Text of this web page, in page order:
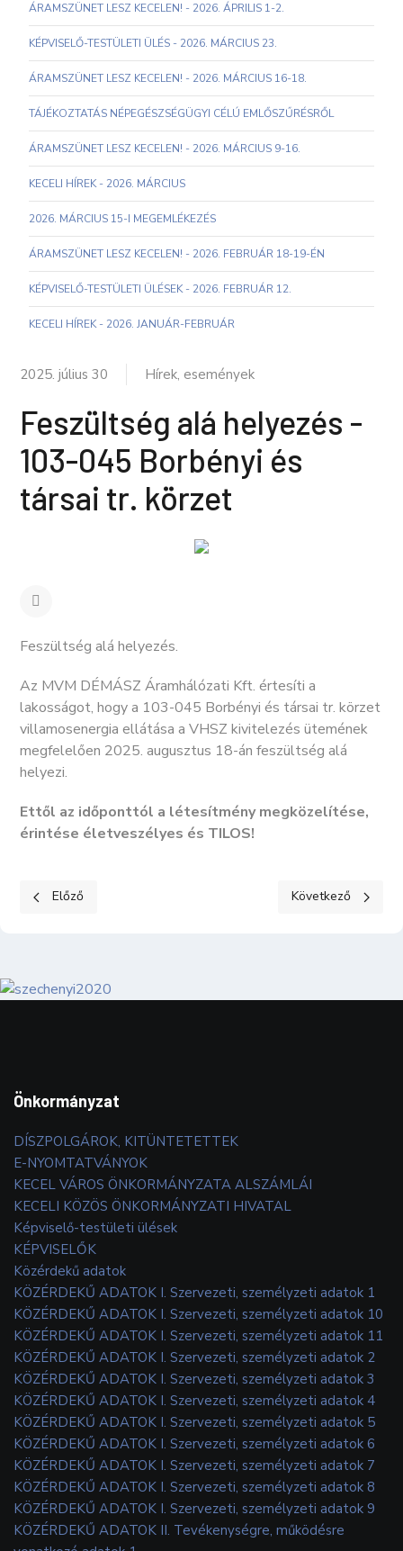
ÁRAMSZÜNET LESZ KECELEN! - 2026. ÁPRILIS 1-2.
KÉPVISELŐ-TESTÜLETI ÜLÉS - 2026. MÁRCIUS 23.
ÁRAMSZÜNET LESZ KECELEN! - 2026. MÁRCIUS 16-18.
TÁJÉKOZTATÁS NÉPEGÉSZSÉGÜGYI CÉLÚ EMLŐSZŰRÉSRŐL
ÁRAMSZÜNET LESZ KECELEN! - 2026. MÁRCIUS 9-16.
KECELI HÍREK - 2026. MÁRCIUS
2026. MÁRCIUS 15-I MEGEMLÉKEZÉS
ÁRAMSZÜNET LESZ KECELEN! - 2026. FEBRUÁR 18-19-ÉN
KÉPVISELŐ-TESTÜLETI ÜLÉSEK - 2026. FEBRUÁR 12.
KECELI HÍREK - 2026. JANUÁR-FEBRUÁR
2025. július 30 Hírek, események
Feszültség alá helyezés -
103-045 Borbényi és
társai tr. körzet
Feszültség alá helyezés.
Az MVM DÉMÁSZ Áramhálózati Kft. értesíti a
lakosságot, hogy a 103-045 Borbényi és társai tr. körzet
villamosenergia ellátása a VHSZ kivitelezés ütemének
megfelelően 2025. augusztus 18-án feszültség alá
helyezi.
Ettől az időponttól a létesítmény megközelítése,
érintése életveszélyes és TILOS!
Előző cikk: Keceli Hírek - 2025. augusztus
Előző Következő cikk:
Következő
Önkormányzat
DÍSZPOLGÁROK, KITÜNTETETTEK
E-NYOMTATVÁNYOK
KECEL VÁROS ÖNKORMÁNYZATA ALSZÁMLÁI
KECELI KÖZÖS ÖNKORMÁNYZATI HIVATAL
Képviselő-testületi ülések
KÉPVISELŐK
Közérdekű adatok
KÖZÉRDEKŰ ADATOK I. Szervezeti, személyzeti adatok 1
KÖZÉRDEKŰ ADATOK I. Szervezeti, személyzeti adatok 10
KÖZÉRDEKŰ ADATOK I. Szervezeti, személyzeti adatok 11
KÖZÉRDEKŰ ADATOK I. Szervezeti, személyzeti adatok 2
KÖZÉRDEKŰ ADATOK I. Szervezeti, személyzeti adatok 3
KÖZÉRDEKŰ ADATOK I. Szervezeti, személyzeti adatok 4
KÖZÉRDEKŰ ADATOK I. Szervezeti, személyzeti adatok 5
KÖZÉRDEKŰ ADATOK I. Szervezeti, személyzeti adatok 6
KÖZÉRDEKŰ ADATOK I. Szervezeti, személyzeti adatok 7
KÖZÉRDEKŰ ADATOK I. Szervezeti, személyzeti adatok 8
KÖZÉRDEKŰ ADATOK I. Szervezeti, személyzeti adatok 9
KÖZÉRDEKŰ ADATOK II. Tevékenységre, működésre